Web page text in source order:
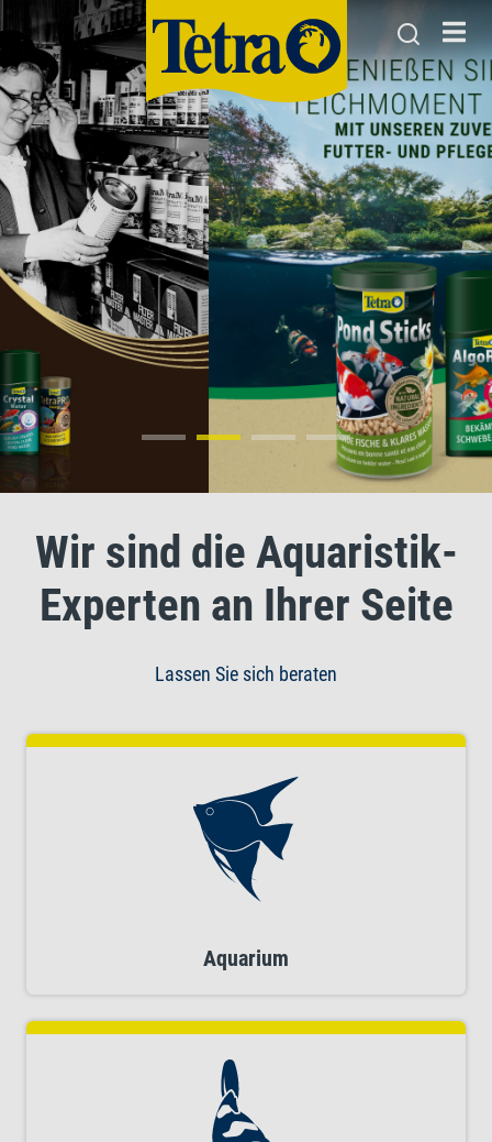
Wir sind die Aquaristik-
Experten an Ihrer Seite
Lassen Sie sich beraten
Aquarium